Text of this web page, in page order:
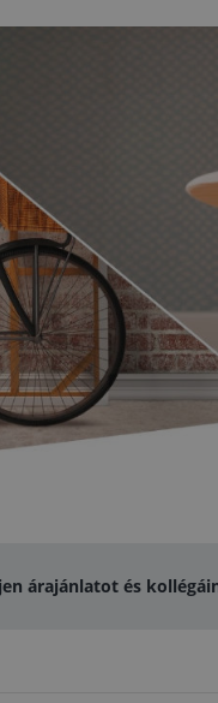
árajánlatot és